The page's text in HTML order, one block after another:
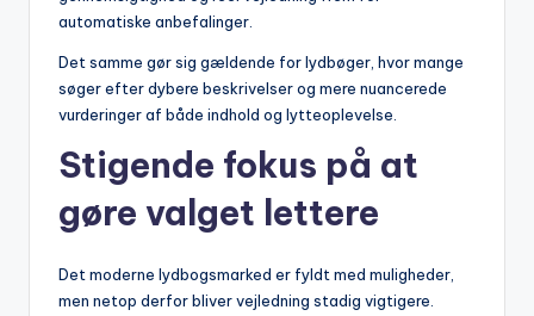
automatiske anbefalinger.
Det samme gør sig gældende for lydbøger, hvor mange
søger efter dybere beskrivelser og mere nuancerede
vurderinger af både indhold og lytteoplevelse.
Stigende fokus på at
gøre valget lettere
Det moderne lydbogsmarked er fyldt med muligheder,
men netop derfor bliver vejledning stadig vigtigere.